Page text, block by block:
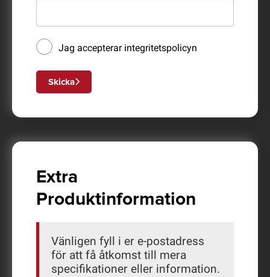
Jag accepterar integritetspolicyn
Skicka
Extra
Produktinformation
Vänligen fyll i er e-postadress
för att få åtkomst till mera
specifikationer eller information.